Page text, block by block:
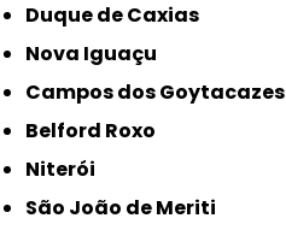
Duque de Caxias
Nova Iguaçu
Campos dos Goytacazes
Belford Roxo
Niterói
São João de Meriti